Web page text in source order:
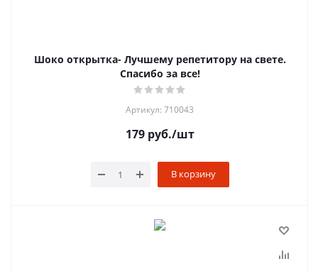
Шоко открытка- Лучшему репетитору на свете.
Спасибо за все!
Артикул: 710043
179руб./шт
В корзину